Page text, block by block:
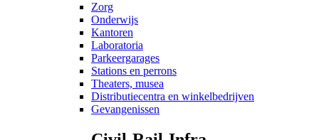
Zorg
Onderwijs
Kantoren
Laboratoria
Parkeergarages
Stations en perrons
Theaters, musea
Distributiecentra en winkelbedrijven
Gevangenissen